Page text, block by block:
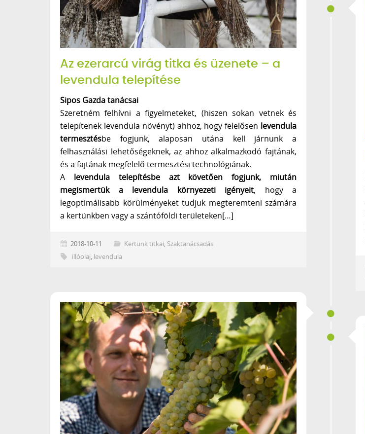
Az ezerarcú virág titka és üzenete – a
levendula telepítése
Sipos Gazda tanácsai
Szeretném felhívni a figyelmeteket, (hiszen sokan vetnek és
telepítenek levendula növényt) ahhoz, hogy felelősen levendula
termesztésbe fogjunk, alaposan utána kell járnunk a
felhasználási lehetőségeknek, az ahhoz alkalmazkodó fajtának,
és a fajtának megfelelő termesztési technológiának.
A levendula telepítésbe azt követően fogjunk, miután
megismertük a levendula környezeti igényeit, hogy a
legoptimálisabb körülményeket tudjuk megteremteni számára
a kertünkben vagy a szántóföldi területeken[…]
2018-10-11 Kertünk titkai, Szaktanácsadás
illóolaj, levendula